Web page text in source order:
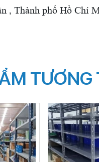
, Thành phố Hồ Chí
TƯƠNG